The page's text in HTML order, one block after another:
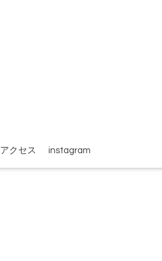
アクセス instagram